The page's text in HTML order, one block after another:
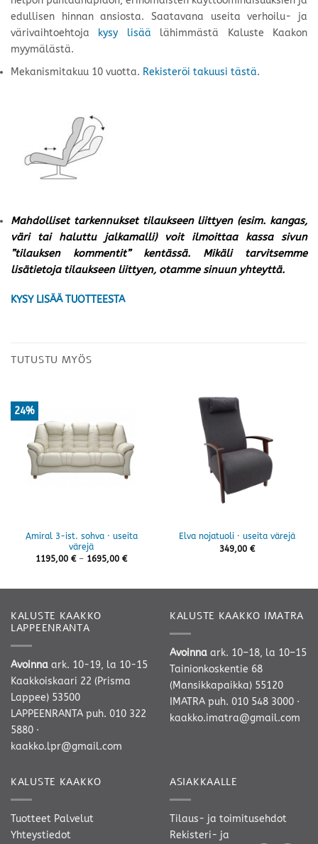
edullisen hinnan ansiosta. Saatavana useita verhoilu- ja
värivaihtoehtoja kysy lisää lähimmästä Kaluste Kaakon
myymälästä.
Mekanismitakuu 10 vuotta. Rekisteröi takuusi tästä.
Mahdolliset tarkennukset tilaukseen liittyen (esim. kangas,
väri tai haluttu jalkamalli) voit ilmoittaa kassa sivun
”tilauksen kommentit” kentässä. Mikäli tarvitsemme
lisätietoja tilaukseen liittyen, otamme sinuun yhteyttä.
KYSY LISÄÄ TUOTTEESTA
TUTUSTU MYÖS
24%
Amiral 3-ist. sohva · useita
värejä
1195,00 € – 1695,00 €Hintaluokka:
Elva nojatuoli · useita värejä
349,00 €
KALUSTE KAAKKO
LAPPEENRANTA
Avoinna ark. 10-19, la 10-15
Kaakkoiskaari 22 (Prisma
Lappee) 53500
LAPPEENRANTA puh. 010 322
5880 ·
kaakko.lpr@gmail.com
KALUSTE KAAKKO IMATRA
Avoinna ark. 10–18, la 10–15
Tainionkoskentie 68
(Mansikkapaikka) 55120
IMATRA puh. 010 548 3000 ·
kaakko.imatra@gmail.com
KALUSTE KAAKKO
Tuotteet Palvelut
Yhteystiedot
ASIAKKAALLE
Tilaus- ja toimitusehdot
Rekisteri- ja